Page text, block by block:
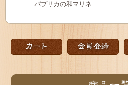
パプリカの和マリネ